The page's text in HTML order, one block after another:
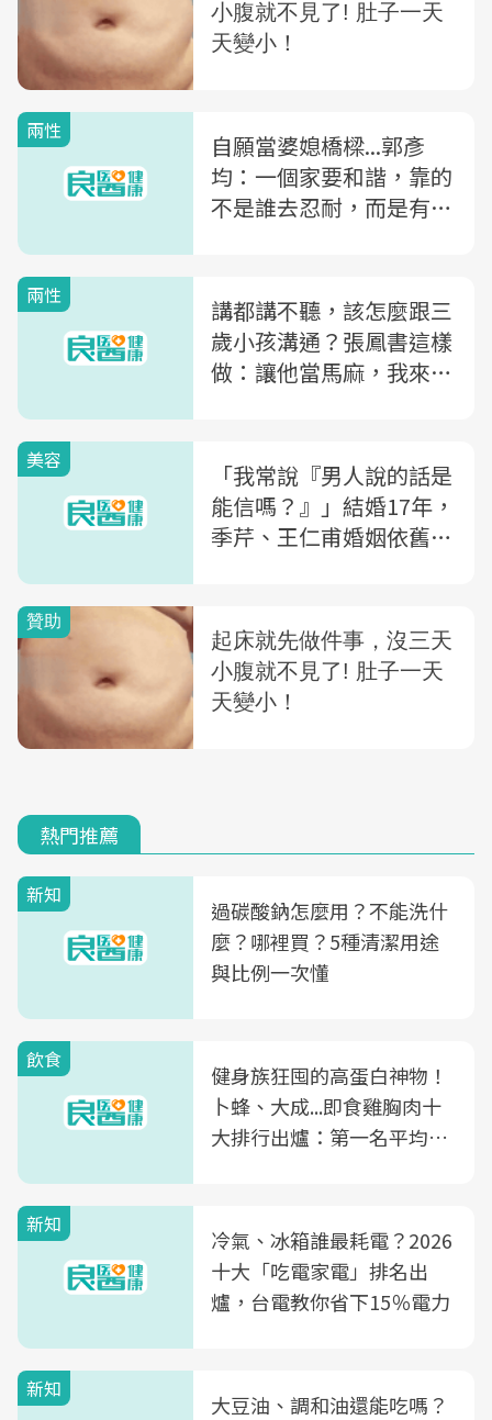
兩性
自願當婆媳橋樑...郭彥
均：一個家要和諧，靠的
不是誰去忍耐，而是有話
兩性
講都講不聽，該怎麼跟三
歲小孩溝通？張鳳書這樣
做：讓他當馬麻，我來當
美容
「我常說『男人說的話是
能信嗎？』」結婚17年，
季芹、王仁甫婚姻依舊新
事」
熱門推薦
新知
過碳酸鈉怎麼用？不能洗什
麼？哪裡買？5種清潔用途
與比例一次懂
飲食
健身族狂囤的高蛋白神物！
卜蜂、大成...即食雞胸肉十
大排行出爐：第一名平均一
新知
冷氣、冰箱誰最耗電？2026
十大「吃電家電」排名出
爐，台電教你省下15％電力
新知
大豆油、調和油還能吃嗎？